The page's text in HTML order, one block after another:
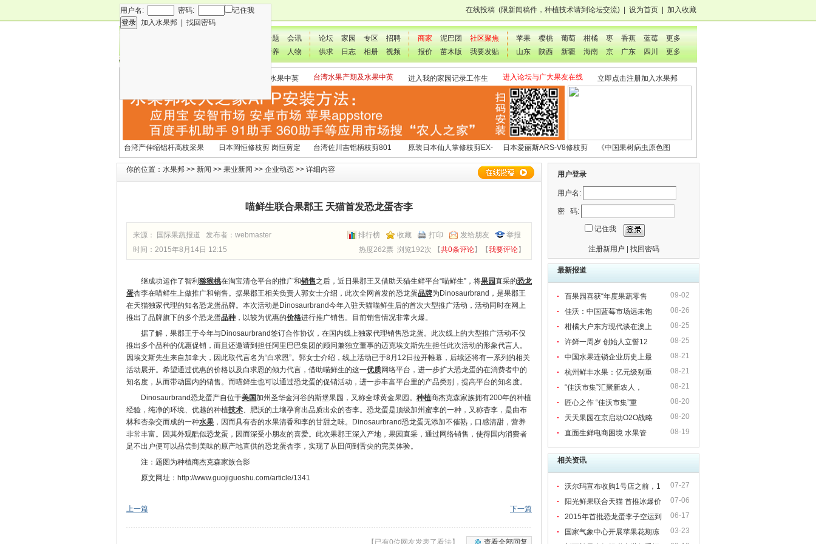
用户名: 密码:
记住我
加入水果邦
找回密码
在线投稿 (限新闻稿件，种植技术请到论坛交流) 设为首页 加入收藏
专题
会讯
营养 人物
论坛 家园 专区
招聘
供求
日志 相册 视频
商家 泥巴团
社区聚焦
报价
苗木版 我要发贴
苹果 樱桃 葡萄 柑橘 枣 香蕉 蓝莓
更多
山东
陕西 新疆 海南 京 广东 四川 更多
国外水果产期及水果中英
台湾水果产期及水果中英
文表
进入我的家园记录工作生
进入论坛与广大果友在线
交流
立即点击注册加入水果邦
台湾产伸缩铝杆高枝采果
剪2270#
日本岡恒修枝剪 岗恒剪定
铗200
台湾佐川吉铝柄枝剪801
（欧洲款式）
原装日本仙人掌修枝剪EX-
3
日本爱丽斯ARS-V8修枝剪
《中国果树病虫原色图
鉴》
你的位置： 水果邦 >> 新闻 >> 果业新闻 >> 企业动态 >> 详细内容
喵鲜生联合果郡王 天猫首发恐龙蛋杏李
排行榜 收藏 打印 发给朋友 举报
来源： 国际果蔬报道 发布者： webmaster
热度262票 浏览192次 【共0条评论】【我要评论】
时间：2015年8月14日 12:15
继成功运作了智利 猕猴桃在淘宝清仓平台的推广和销售之后，近日果郡王又借助天猫生鲜平台“喵鲜生”，将果园直采的恐龙
蛋杏李在喵鲜生上做推广和销售。据果郡王相关负责人郭女士介绍，此次全网首发的恐龙蛋品牌为Dinosaurbrand，是果郡王
在天猫独家代理的知名恐龙蛋品牌。本次活动是Dinosaurbrand今年入驻天猫喵鲜生后的首次大型推广活动，活动同时在网上
推出了品牌旗下的多个恐龙蛋品种 ，以较为优惠的价格进行推广销售。目前销售情况非常火爆。
据了解，果郡王于今年与Dinosaurbrand签订合作协议，在国内线上独家代理销售恐龙蛋。此次线上的大型推广活动不仅
推出多个品种的优惠促销，而且还邀请到担任阿里巴巴集团的顾问兼独立董事的迈克埃文斯先生担任此次活动的形象代言人。
因埃文斯先生来自加拿大，因此取代言名为“白求恩”。郭女士介绍，线上活动已于8月12日拉开帷幕，后续还将有一系列的相关
活动展开。希望通过优惠的价格以及白求恩的倾力代言，借助喵鲜生的这一优质网络平台，进一步扩大恐龙蛋的在消费者中的
知名度，从而带动国内的销售。而喵鲜生也可以通过恐龙蛋的促销活动，进一步丰富平台里的产品类别，提高平台的知名度。
Dinosaurbrand恐龙蛋产自位于美国加州圣华金河谷的斯堡果园，又称全球黄金果园。 种植商杰克森家族拥有200年的种植
经验，纯净的环境、优越的种植技术、肥沃的土壤孕育出品质出众的杏李。恐龙蛋是顶级加州蜜李的一种，又称杏李，是由布
林和杏杂交而成的一种水果 ，因而具有杏的水果清香和李的甘甜之味。Dinosaurbrand恐龙蛋无添加不催熟，口感清甜，营养
非常丰富。因其外观酷似恐龙蛋，因而深受小朋友的喜爱。此次果郡王深入产地，果园直采，通过网络销售，使得国内消费者
足不出户便可以品尝到美味的原产地直供的恐龙蛋杏李，实现了从田间到舌尖的完美体验。
注：题图为种植商杰克森家族合影
原文网址：http://www.guojiguoshu.com/article/1341
上一篇 下一篇
查看全部回复
【已有0位网友发表了看法】
用户登录
用户名:
密 码:
记住我
注册新用户 找回密码
最新报道
09-02
百果园喜获“年度果蔬零售
08-26
佳沃：中国蓝莓市场远未饱
08-25
柑橘大户东方现代谈在澳上
08-25
许鲜一周岁 创始人立誓12
08-21
中国水果连锁企业历史上最
08-21
杭州鲜丰水果：亿元级别重
08-21
“佳沃市集”汇聚新农人，
08-20
匠心之作 “佳沃市集”重
08-20
天天果园在京启动O2O战略
08-19
直面生鲜电商困境 水果管
相关资讯
07-27
沃尔玛宣布收购1号店之前，1
号店联合创始人在复旦讲了些什么？
07-06
阳光鲜果联合天猫 首推冰爆价
美国车厘子巨无霸
06-17
2015年首批恐龙蛋李子空运到
沪
03-23
国家气象中心开展苹果花期冻